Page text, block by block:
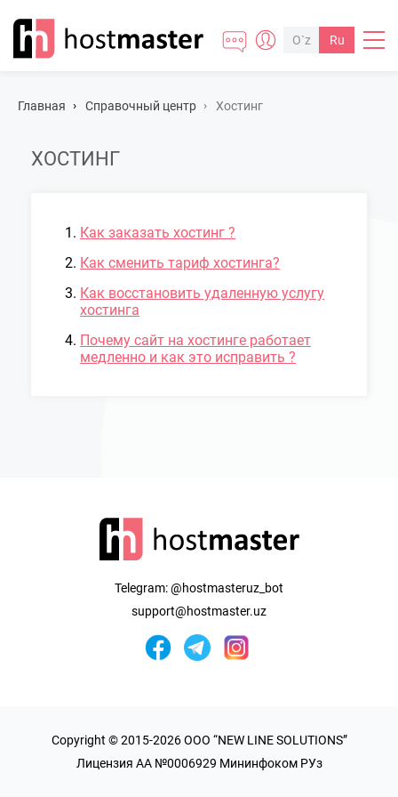
O`z Ru
Главная Cправочный центр Хостинг
ХОСТИНГ
Как заказать хостинг ?
Как сменить тариф хостинга?
Как восстановить удаленную услугу
хостинга
Почему сайт на хостинге работает
медленно и как это исправить ?
Telegram:@hostmasteruz_bot
support@hostmaster.uz
Copyright © 2015-2026 OOO “NEW LINE SOLUTIONS”
Лицензия AA №0006929 Мининфоком РУз